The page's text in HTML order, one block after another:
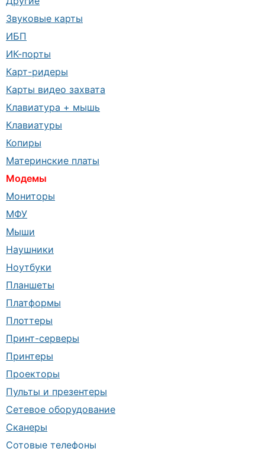
Звуковые карты
ИБП
ИК-порты
Карт-ридеры
Карты видео захвата
Клавиатура + мышь
Клавиатуры
Копиры
Материнские платы
Модемы
Мониторы
МФУ
Мыши
Наушники
Ноутбуки
Планшеты
Платформы
Плоттеры
Принт-серверы
Принтеры
Проекторы
Пульты и презентеры
Сетевое оборудование
Сканеры
Сотовые телефоны